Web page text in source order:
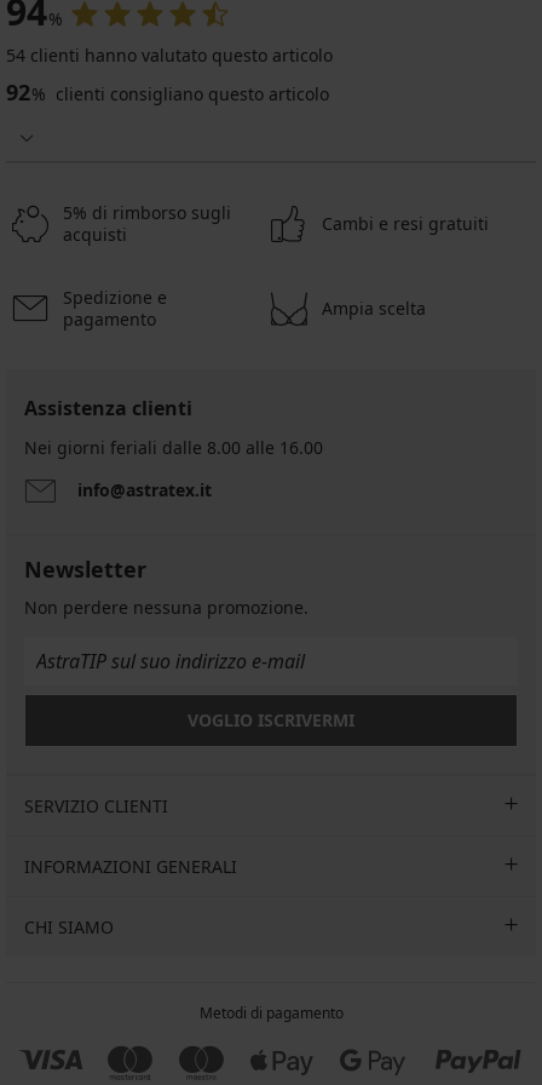
94%
54 clienti hanno valutato questo articolo
92% clienti consigliano questo articolo
5% di rimborso sugli
acquisti
Cambi e resi gratuiti
Spedizione e
pagamento
Ampia scelta
Assistenza clienti
Nei giorni feriali dalle 8.00 alle 16.00
info@astratex.it
Newsletter
Non perdere nessuna promozione.
VOGLIO ISCRIVERMI
SERVIZIO CLIENTI
INFORMAZIONI GENERALI
CHI SIAMO
Metodi di pagamento